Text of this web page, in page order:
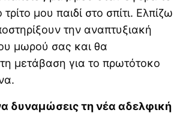
μου παιδί στο σπίτι. Ελπίζω
την αναπτυξιακή
μωρού σας και θα
μετάβαση για το πρωτότοκο
δυναμώσεις τη νέα αδελφική